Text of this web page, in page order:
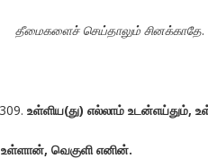
தீமைகளைச் செய்தாலும் சினக்காதே.
உள்ளிய(து) எல்லாம் உடன்எய்தும்,
உள்ளான், வெகுளி எனின்.